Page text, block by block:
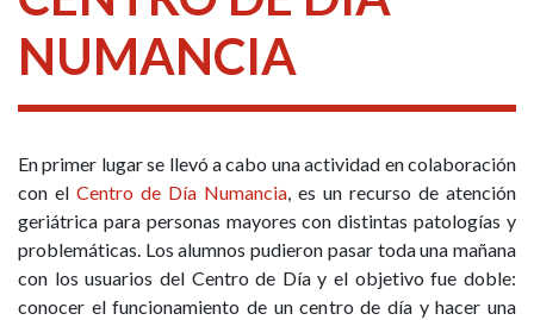
NUMANCIA
En primer lugar se llevó a cabo una actividad en colaboración
con el Centro de Día Numancia, es un recurso de atención
geriátrica para personas mayores con distintas patologías y
problemáticas. Los alumnos pudieron pasar toda una mañana
con los usuarios del Centro de Día y el objetivo fue doble:
conocer el funcionamiento de un centro de día y hacer una